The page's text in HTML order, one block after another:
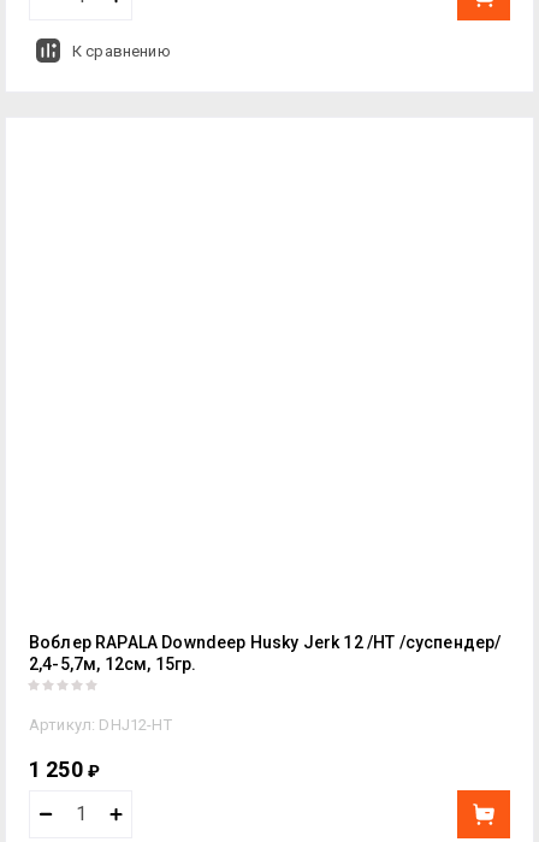
К сравнению
Воблер RAPALA Downdeep Husky Jerk 12 /HT /суспендер/
2,4-5,7м, 12см, 15гр.
Артикул: DHJ12-HT
1 250 ₽